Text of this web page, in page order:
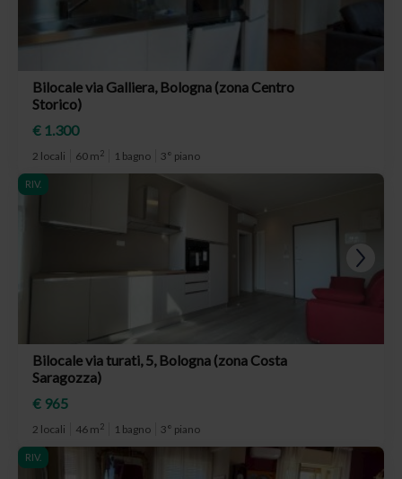
Bilocale via Galliera, Bologna (zona Centro
Storico)
€ 1.300
2 locali 60 m2 1 bagno 3° piano
RIV.
Bilocale via turati, 5, Bologna (zona Costa
Saragozza)
€ 965
2 locali 46 m2 1 bagno 3° piano
RIV.